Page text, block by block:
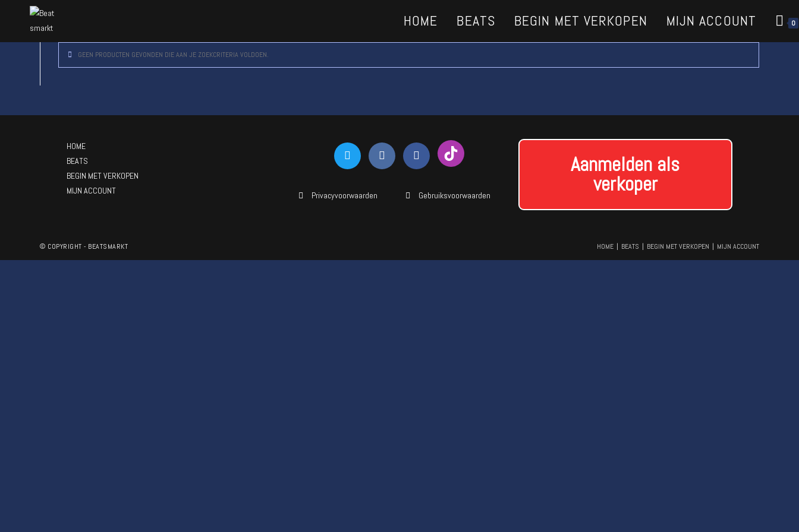
HOME BEATS BEGIN MET VERKOPEN MIJN ACCOUNT 0
GEEN PRODUCTEN GEVONDEN DIE AAN JE ZOEKCRITERIA VOLDOEN.
HOME
BEATS
BEGIN MET VERKOPEN
MIJN ACCOUNT
Privacyvoorwaarden Gebruiksvoorwaarden
Aanmelden als
verkoper
HOME BEATS BEGIN MET VERKOPEN MIJN ACCOUNT
© COPYRIGHT - BEATSMARKT